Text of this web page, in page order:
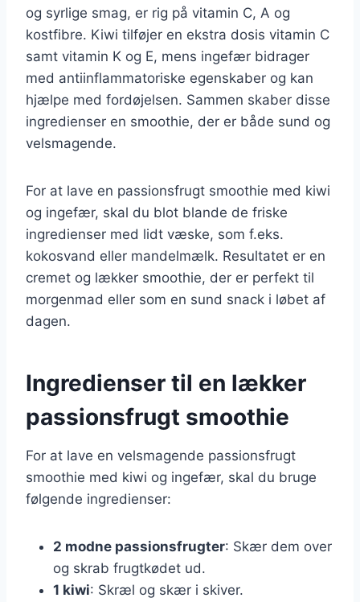
og syrlige smag, er rig på vitamin C, A og
kostfibre. Kiwi tilføjer en ekstra dosis vitamin C
samt vitamin K og E, mens ingefær bidrager
med antiinflammatoriske egenskaber og kan
hjælpe med fordøjelsen. Sammen skaber disse
ingredienser en smoothie, der er både sund og
velsmagende.
For at lave en passionsfrugt smoothie med kiwi
og ingefær, skal du blot blande de friske
ingredienser med lidt væske, som f.eks.
kokosvand eller mandelmælk. Resultatet er en
cremet og lækker smoothie, der er perfekt til
morgenmad eller som en sund snack i løbet af
dagen.
Ingredienser til en lækker
passionsfrugt smoothie
For at lave en velsmagende passionsfrugt
smoothie med kiwi og ingefær, skal du bruge
følgende ingredienser:
2 modne passionsfrugter: Skær dem over
og skrab frugtkødet ud.
1 kiwi: Skræl og skær i skiver.